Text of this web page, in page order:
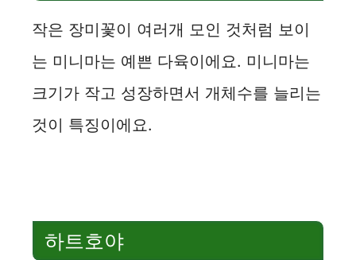
작은 장미꽃이 여러개 모인 것처럼 보이
는 미니마는 예쁜 다육이에요. 미니마는
크기가 작고 성장하면서 개체수를 늘리는
것이 특징이에요.
하트호야